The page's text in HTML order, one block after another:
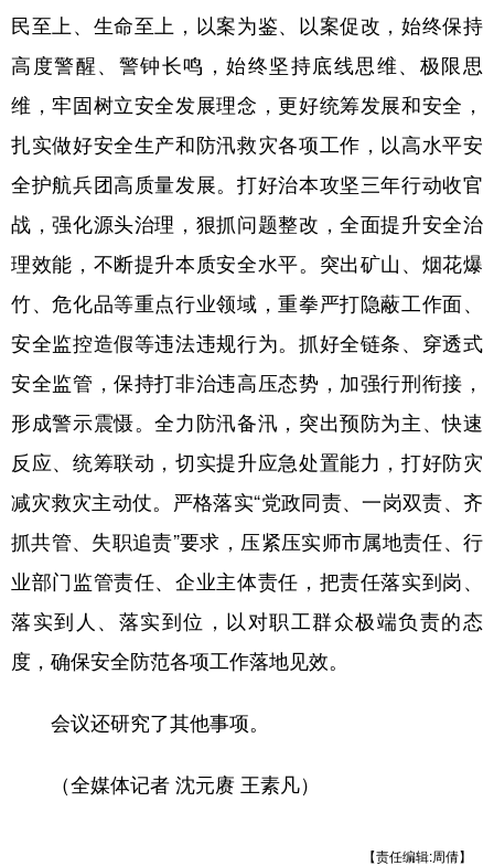
民至上、生命至上，以案为鉴、以案促改，始终保持
高度警醒、警钟长鸣，始终坚持底线思维、极限思
维，牢固树立安全发展理念，更好统筹发展和安全，
扎实做好安全生产和防汛救灾各项工作，以高水平安
全护航兵团高质量发展。打好治本攻坚三年行动收官
战，强化源头治理，狠抓问题整改，全面提升安全治
理效能，不断提升本质安全水平。突出矿山、烟花爆
竹、危化品等重点行业领域，重拳严打隐蔽工作面、
安全监控造假等违法违规行为。抓好全链条、穿透式
安全监管，保持打非治违高压态势，加强行刑衔接，
形成警示震慑。全力防汛备汛，突出预防为主、快速
反应、统筹联动，切实提升应急处置能力，打好防灾
减灾救灾主动仗。严格落实“党政同责、一岗双责、齐
抓共管、失职追责”要求，压紧压实师市属地责任、行
业部门监管责任、企业主体责任，把责任落实到岗、
落实到人、落实到位，以对职工群众极端负责的态
度，确保安全防范各项工作落地见效。
会议还研究了其他事项。
（全媒体记者 沈元赓 王素凡）
【责任编辑:周倩】